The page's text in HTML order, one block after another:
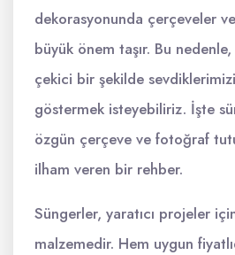
dekorasyonunda çerçeveler
büyük önem taşır. Bu
çekici bir şekilde
göstermek isteyebiliriz. İşte
özgün çerçeve ve fotoğraf
ilham veren bir rehber.
Süngerler, yaratıcı projeler
malzemedir. Hem uygun